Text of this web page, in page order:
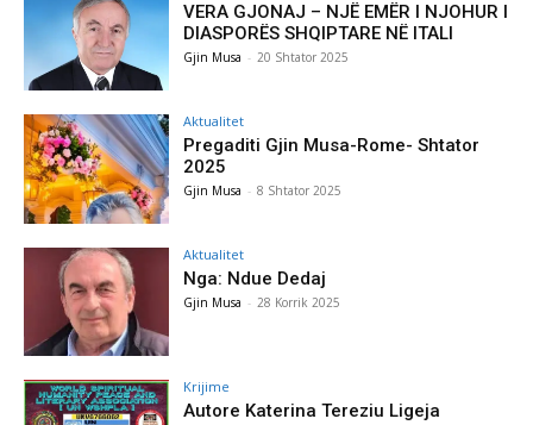
VERA GJONAJ – NJË EMËR I NJOHUR I
DIASPORËS SHQIPTARE NË ITALI
Gjin Musa - 20 Shtator 2025
Aktualitet
Pregaditi Gjin Musa-Rome- Shtator
2025
Gjin Musa - 8 Shtator 2025
Aktualitet
Nga: Ndue Dedaj
Gjin Musa - 28 Korrik 2025
Krijime
Autore Katerina Tereziu Ligeja